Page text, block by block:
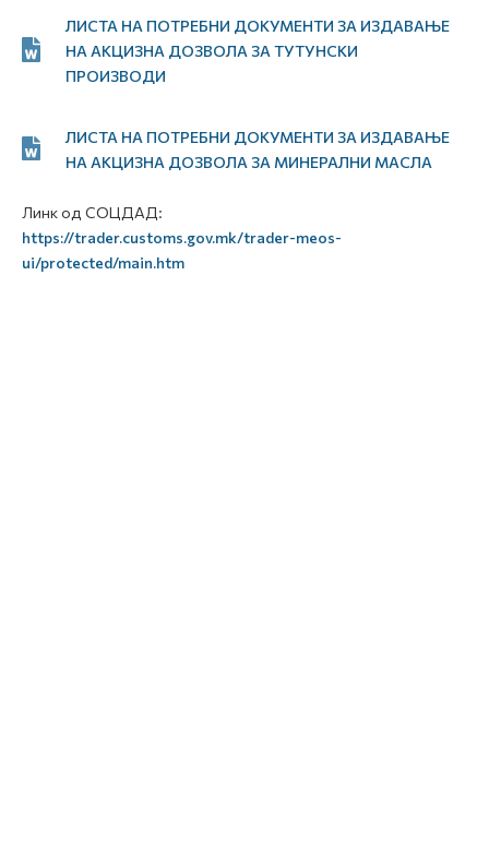
ЛИСТА НА ПОТРЕБНИ ДОКУМЕНТИ ЗА ИЗДАВАЊЕ
НА АКЦИЗНА ДОЗВОЛА ЗА ТУТУНСКИ
ПРОИЗВОДИ
ЛИСТА НА ПОТРЕБНИ ДОКУМЕНТИ ЗА ИЗДАВАЊЕ
НА АКЦИЗНА ДОЗВОЛА ЗА МИНЕРАЛНИ МАСЛА
Линк од СОЦДАД:
https://trader.customs.gov.mk/trader-meos-
ui/protected/main.htm